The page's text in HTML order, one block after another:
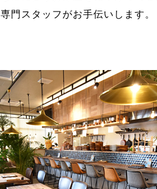
専門スタッフがお手伝いします。